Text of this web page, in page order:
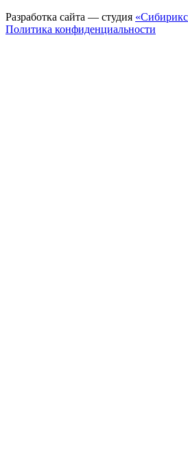
Разработка сайта — студия
Политика конфиденциальности